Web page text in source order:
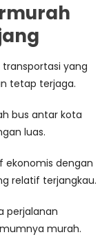
yang
tetap terjaga.
bus antar kota
luas.
ekonomis dengan
relatif terjangkau.
perjalanan
murah.